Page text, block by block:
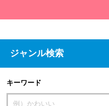
ジャンル検索
キーワード